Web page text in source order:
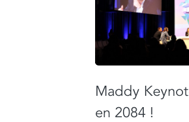
Maddy
en 2084 !